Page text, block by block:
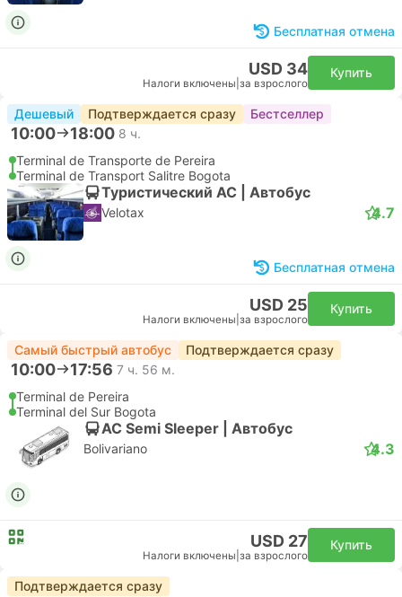
Бесплатная отмена
USD 34
Налоги включены за взрослого
Купить
Дешевый Подтверждается сразу Бестселлер
10:00 18:00 8 ч.
Terminal de Transporte de Pereira
Terminal de Transport Salitre Bogota
Туристический AC | Автобус
Velotax 4.7
Бесплатная отмена
USD 25
Налоги включены за взрослого
Купить
Самый быстрый автобус Подтверждается сразу
10:00 17:56 7 ч. 56 м.
Terminal de Pereira
Terminal del Sur Bogota
AC Semi Sleeper | Автобус
Bolivariano 4.3
USD 27
Налоги включены за взрослого
Купить
Подтверждается сразу